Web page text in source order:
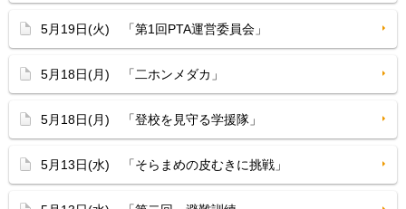
5月19日(火) 「第1回PTA運営委員会」
5月18日(月) 「二ホンメダカ」
5月18日(月) 「登校を見守る学援隊」
5月13日(水) 「そらまめの皮むきに挑戦」